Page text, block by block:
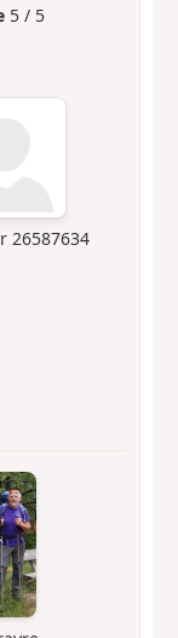
5 / 5
26587634